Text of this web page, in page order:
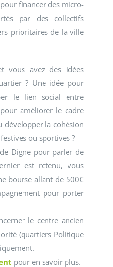
financer des micro-
par des collectifs
prioritaires de la ville
vous avez des idées
? Une idée pour
le lien social entre
améliorer le cadre
développer la cohésion
ou sportives ?
de Digne pour parler de
est retenu, vous
bourse allant de 500€
pour porter
le centre ancien
(quartiers Politique
pour en savoir plus.